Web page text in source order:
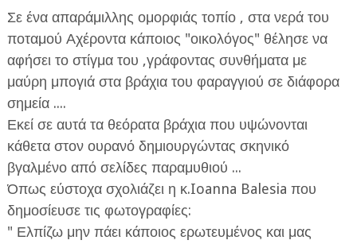
Σε ένα απαράμιλλης ομορφιάς τοπίο , στα νερά του
ποταμού Αχέροντα κάποιος "οικολόγος" θέλησε να
αφήσει το στίγμα του ,γράφοντας συνθήματα με
μαύρη μπογιά στα βράχια του φαραγγιού σε διάφορα
σημεία ....
Εκεί σε αυτά τα θεόρατα βράχια που υψώνονται
κάθετα στον ουρανό δημιουργώντας σκηνικό
βγαλμένο από σελίδες παραμυθιού ...
Όπως εύστοχα σχολιάζει η κ.Ioanna Balesia που
δημοσίευσε τις φωτογραφίες:
" Ελπίζω μην πάει κάποιος ερωτευμένος και μας